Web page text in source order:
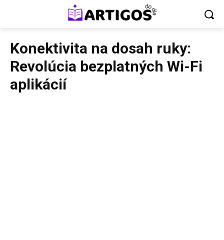
Konektivita na dosah ruky:
Revolúcia bezplatných Wi-Fi
aplikácií